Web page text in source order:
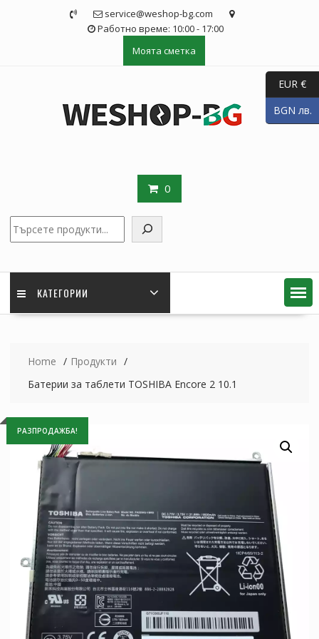
service@weshop-bg.com
Работно време: 10:00 - 17:00
Моята сметка
0
КАТЕГОРИИ
Home
Продукти
Батерии за таблети TOSHIBA Encore 2 10.1
РАЗПРОДАЖБА!
EUR €
BGN лв.